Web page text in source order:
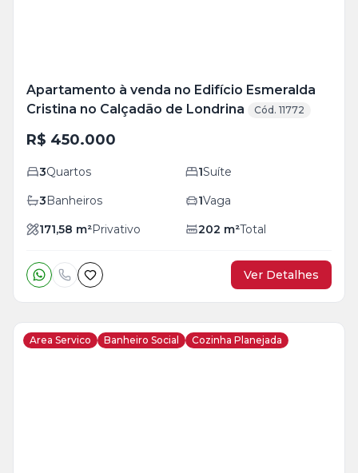
Apartamento à venda no Edifício Esmeralda
Cristina no Calçadão de Londrina
Cód. 11772
R$ 450.000
3Quartos 1Suíte
3Banheiros 1Vaga
171,58 m²Privativo 202 m²Total
Ver Detalhes
Area Servico Banheiro Social Cozinha Planejada